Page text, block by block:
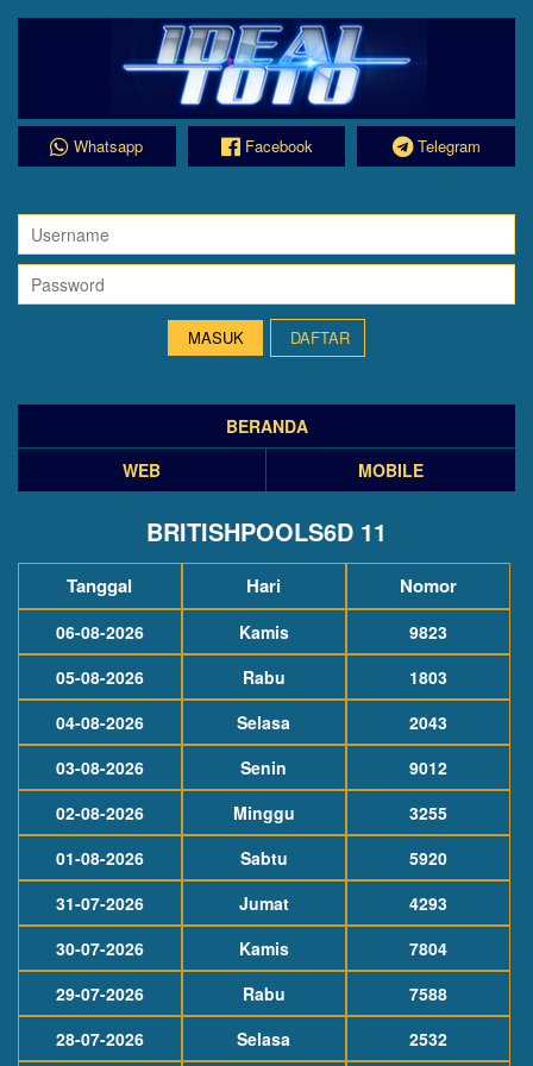
Whatsapp Facebook Telegram
DAFTAR
BERANDA
WEB
MOBILE
BRITISHPOOLS6D 11
Tanggal Hari Nomor
06-08-2026 Kamis
9823
05-08-2026
Rabu
1803
04-08-2026
Selasa
2043
03-08-2026
Senin
9012
02-08-2026
Minggu
3255
01-08-2026
Sabtu
5920
31-07-2026
Jumat
4293
30-07-2026
Kamis
7804
29-07-2026
Rabu
7588
28-07-2026
Selasa 2532